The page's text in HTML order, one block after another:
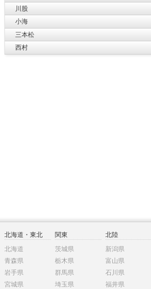
川股
小海
三本松
西村
北海道・東北
北海道
青森県
岩手県
宮城県
関東
茨城県
栃木県
群馬県
埼玉県
北陸
新潟県
富山県
石川県
福井県